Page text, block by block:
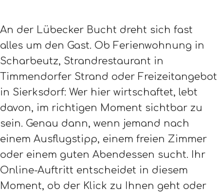
An der Lübecker Bucht dreht sich fast
alles um den Gast. Ob Ferienwohnung in
Scharbeutz, Strandrestaurant in
Timmendorfer Strand oder Freizeitangebot
in Sierksdorf: Wer hier wirtschaftet, lebt
davon, im richtigen Moment sichtbar zu
sein. Genau dann, wenn jemand nach
einem Ausflugstipp, einem freien Zimmer
oder einem guten Abendessen sucht. Ihr
Online-Auftritt entscheidet in diesem
Moment, ob der Klick zu Ihnen geht oder